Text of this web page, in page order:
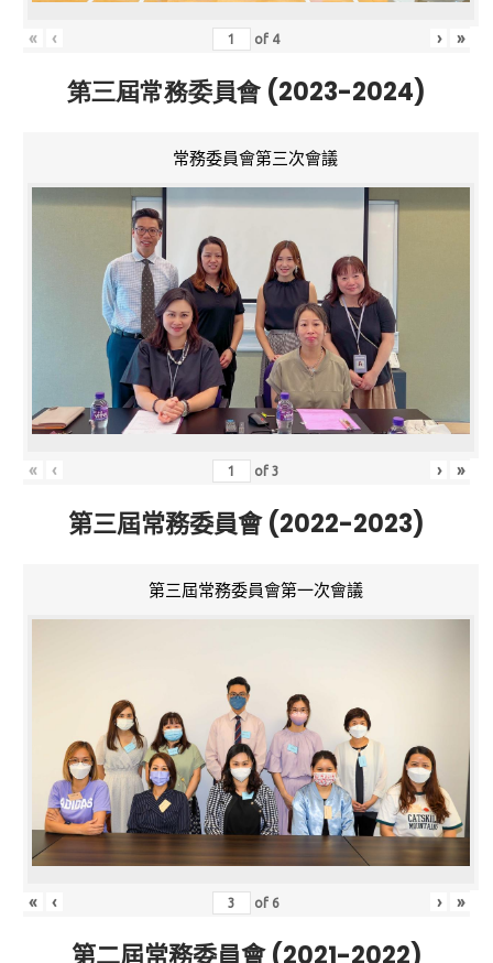
« ‹ of 4 › »
第三屆常務委員會 (2023-2024)
常務委員會第三次會議
« ‹ of3 › »
第三屆常務委員會 (2022-2023)
第三屆常務委員會第一次會議
« ‹ of 6 › »
第二屆常務委員會 (2021-2022)